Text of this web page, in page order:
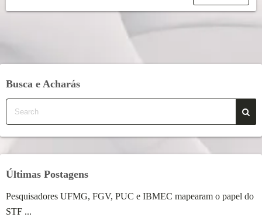
Busca e Acharás
Últimas Postagens
Pesquisadores UFMG, FGV, PUC e IBMEC mapearam o papel do
STF ...